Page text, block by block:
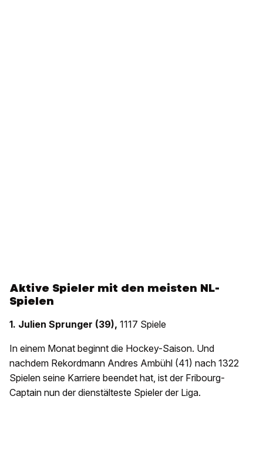
Aktive Spieler mit den meisten NL-
Spielen
1. Julien Sprunger (39), 1117 Spiele
In einem Monat beginnt die Hockey-Saison. Und
nachdem Rekordmann Andres Ambühl (41) nach 1322
Spielen seine Karriere beendet hat, ist der Fribourg-
Captain nun der dienstälteste Spieler der Liga.